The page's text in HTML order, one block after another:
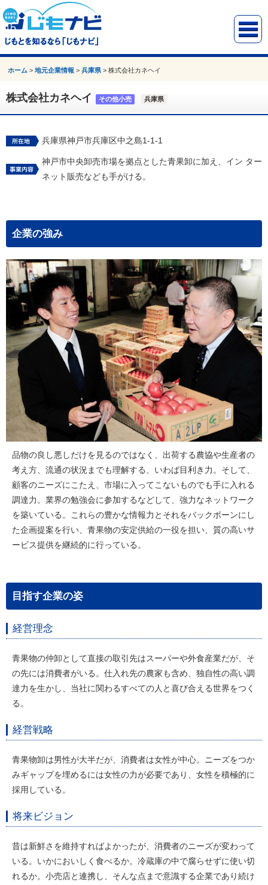
ホーム >地元企業情報 >兵庫県 >株式会社カネヘイ
株式会社カネヘイ その他小売 兵庫県
兵庫県神戸市兵庫区中之島1-1-1
神戸市中央卸売市場を拠点とした青果卸に加え、イン ター
ネット販売なども手がける。
企業の強み
品物の良し悪しだけを見るのではなく、出荷する農協や生産者の
考え方、流通の状況までも理解する、いわば目利き力。そして、
顧客のニーズにこたえ、市場に入ってこないものでも手に入れる
調達力。業界の勉強会に参加するなどして、強力なネットワーク
を築いている。これらの豊かな情報力とそれをバックボーンにし
た企画提案を行い、青果物の安定供給の一役を担い、質の高いサ
ービス提供を継続的に行っている。
目指す企業の姿
経営理念
青果物の仲卸として直接の取引先はスーパーや外食産業だが、そ
の先には消費者がいる。仕入れ先の農家も含め、独自性の高い調
達力を生かし、当社に関わるすべての人と喜び合える世界をつく
る。
経営戦略
青果物卸は男性が大半だが、消費者は女性が中心。ニーズをつか
みギャップを埋めるには女性の力が必要であり、女性を積極的に
採用している。
将来ビジョン
昔は新鮮さを維持すればよかったが、消費者のニーズが変わって
いる。いかにおいしく食べるか。冷蔵庫の中で腐らせずに使い切
れるか。小売店と連携し、そんな点まで意識する企業であり続け